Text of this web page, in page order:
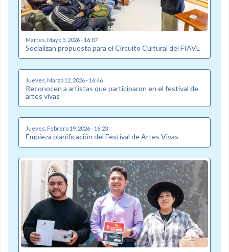
Martes, Mayo 5, 2026 - 16:07
Socializan propuesta para el Circuito Cultural del FIAVL
Jueves, Marzo 12, 2026 - 16:46
Reconocen a artistas que participaron en el festival de
artes vivas
Jueves, Febrero 19, 2026 - 16:23
Empieza planificación del Festival de Artes Vivas